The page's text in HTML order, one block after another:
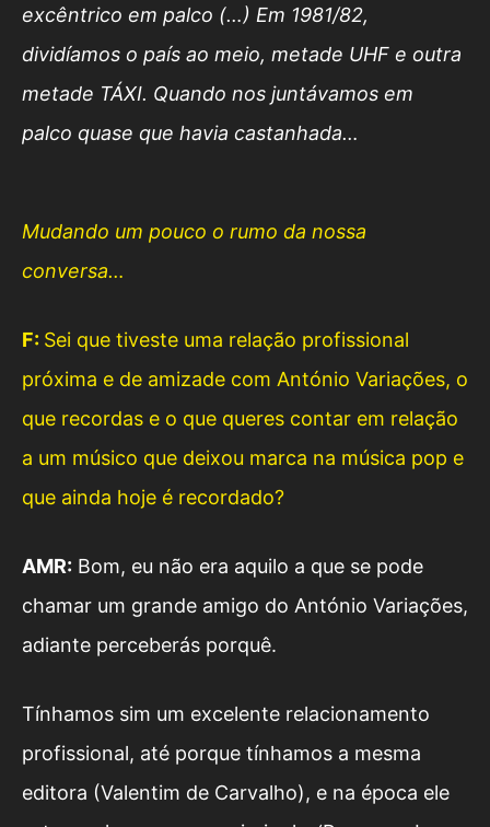
excêntrico em palco (…) Em 1981/82,
dividíamos o país ao meio, metade UHF e outra
metade TÁXI. Quando nos juntávamos em
palco quase que havia castanhada…
Mudando um pouco o rumo da nossa
conversa…
F: Sei que tiveste uma relação profissional
próxima e de amizade com António Variações, o
que recordas e o que queres contar em relação
a um músico que deixou marca na música pop e
que ainda hoje é recordado?
AMR: Bom, eu não era aquilo a que se pode
chamar um grande amigo do António Variações,
adiante perceberás porquê.
Tínhamos sim um excelente relacionamento
profissional, até porque tínhamos a mesma
editora (Valentim de Carvalho), e na época ele